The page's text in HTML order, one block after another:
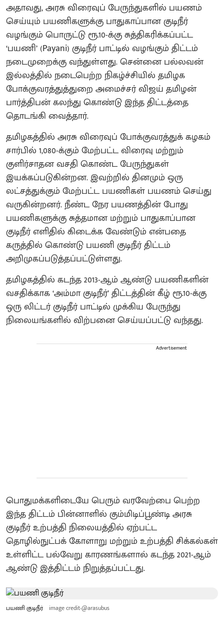
அதாவது, அரசு விரைவுப் பேருந்துகளில் பயணம்
செய்யும் பயணிகளுக்கு பாதுகாப்பான குடிநீர்
வழங்கும் பொருட்டு ரூ.10-க்கு சுத்திகரிக்கப்பட்ட
‘பயணி’ (Payani) குடிநீர் பாட்டில் வழங்கும் திட்டம்
நடைமுறைக்கு வந்துள்ளது. சென்னை பல்லவன்
இல்லத்தில் நடைபெற்ற நிகழ்ச்சியில் தமிழக
போக்குவரத்துத்துறை அமைச்சர் விஜய் தமிழன்
பார்த்திபன் கலந்து கொண்டு இந்த திட்டத்தை
தொடங்கி வைத்தார்.
தமிழகத்தில் அரசு விரைவுப் போக்குவரத்துக் கழகம்
சார்பில் 1,080-க்கும் மேற்பட்ட விரைவு மற்றும்
குளிர்சாதன வசதி கொண்ட பேருந்துகள்
இயக்கப்படுகின்றன. இவற்றில் தினமும் ஒரு
லட்சத்துக்கும் மேற்பட்ட பயணிகள் பயணம் செய்து
வருகின்றனர். நீண்ட நேர பயணத்தின் போது
பயணிகளுக்கு சுத்தமான மற்றும் பாதுகாப்பான
குடிநீர் எளிதில் கிடைக்க வேண்டும் என்பதை
கருத்தில் கொண்டு பயணி குடிநீர் திட்டம்
அறிமுகப்படுத்தப்பட்டுள்ளது.
தமிழகத்தில் கடந்த 2013-ஆம் ஆண்டு பயணிகளின்
வசதிக்காக ‘அம்மா குடிநீர்’ திட்டத்தின் கீழ் ரூ.10-க்கு
ஒரு லிட்டர் குடிநீர் பாட்டில் முக்கிய பேருந்து
நிலையங்களில் விற்பனை செய்யப்பட்டு வந்தது.
Advertisement
பொதுமக்களிடையே பெரும் வரவேற்பை பெற்ற
இந்த திட்டம் பின்னாளில் கும்மிடிப்பூண்டி அரசு
குடிநீர் உற்பத்தி நிலையத்தில் ஏற்பட்ட
தொழில்நுட்பக் கோளாறு மற்றும் உற்பத்தி சிக்கல்கள்
உள்ளிட்ட பல்வேறு காரணங்களால் கடந்த 2021-ஆம்
ஆண்டு இத்திட்டம் நிறுத்தப்பட்டது.
பயணி குடிநீர் image credit-@arasubus